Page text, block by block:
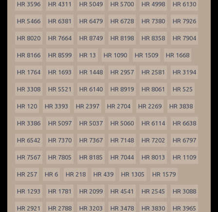
HR 3596 HR 4311 HR 5049 HR 5700 HR 4998 HR 6130
HR 5466 HR 6381 HR 6479 HR 6728 HR 7380 HR 7926
HR 8020 HR 7664 HR 8749 HR 8198 HR 8358 HR 7904
HR 8166 HR 8599 HR 13 HR 1090 HR 1509 HR 1668
HR 1764 HR 1693 HR 1448 HR 2957 HR 2581 HR 3194
HR 3308 HR 5521 HR 6140 HR 8919 HR 8061 HR 525
HR 120 HR 3393 HR 2397 HR 2704 HR 2269 HR 3838
HR 3386 HR 5097 HR 5037 HR 5060 HR 6114 HR 6638
HR 6542 HR 7370 HR 7367 HR 7148 HR 7202 HR 6797
HR 7567 HR 7805 HR 8185 HR 7044 HR 8013 HR 1109
HR 257 HR 6 HR 218 HR 439 HR 1305 HR 1579
HR 1293 HR 1781 HR 2099 HR 4541 HR 2545 HR 3088
HR 2921 HR 2788 HR 3203 HR 3478 HR 3830 HR 3965